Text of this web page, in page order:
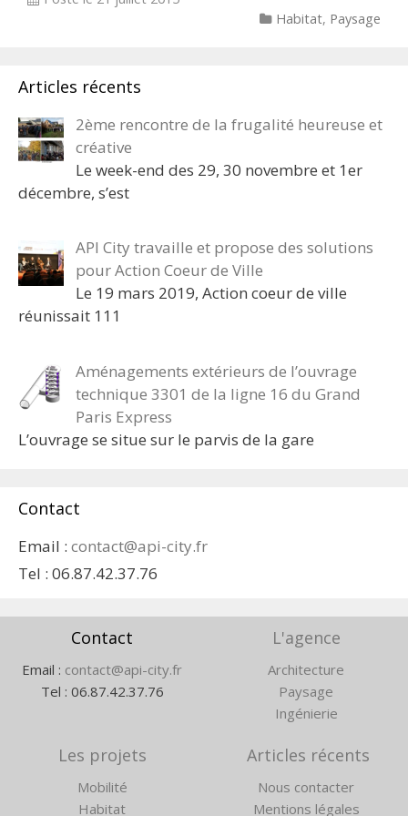
Categories
Habitat, Paysage
Articles récents
2ème rencontre de la frugalité heureuse et
créative
Le week-end des 29, 30 novembre et 1er
décembre, s’est
API City travaille et propose des solutions
pour Action Coeur de Ville
Le 19 mars 2019, Action coeur de ville
réunissait 111
Aménagements extérieurs de l’ouvrage
technique 3301 de la ligne 16 du Grand
Paris Express
L’ouvrage se situe sur le parvis de la gare
Contact
Email : contact@api-city.fr
Tel : 06.87.42.37.76
Contact
Email : contact@api-city.fr
Tel : 06.87.42.37.76
L'agence
Architecture
Paysage
Ingénierie
Les projets
Mobilité
Habitat
Articles récents
Nous contacter
Mentions légales